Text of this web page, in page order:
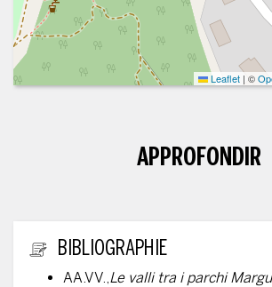
Leaflet | ©
APPROFONDIR
INFORMATIONS ANNEXES
BIBLIOGRAPHIE
AA.VV.,Le valli tra i parchi